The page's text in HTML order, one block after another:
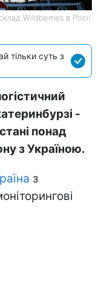
Wildberries в Росії
тільки суть з
-
понад
з Україною.
з